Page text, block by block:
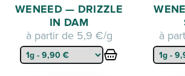
WENEED — DRIZZLE
IN DAM
à partir de 5,9 €/g
à